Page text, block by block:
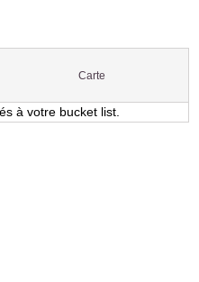
Carte
à votre bucket list.